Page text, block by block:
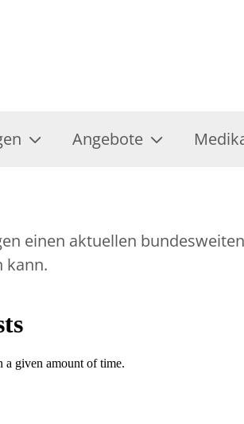
Angebote
einen aktuellen
kann.